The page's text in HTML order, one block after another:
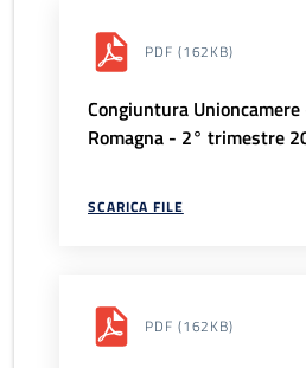
PDF (162KB)
Congiuntura
Romagna - 2° trimestre
SCARICA FILE
PDF (162KB)